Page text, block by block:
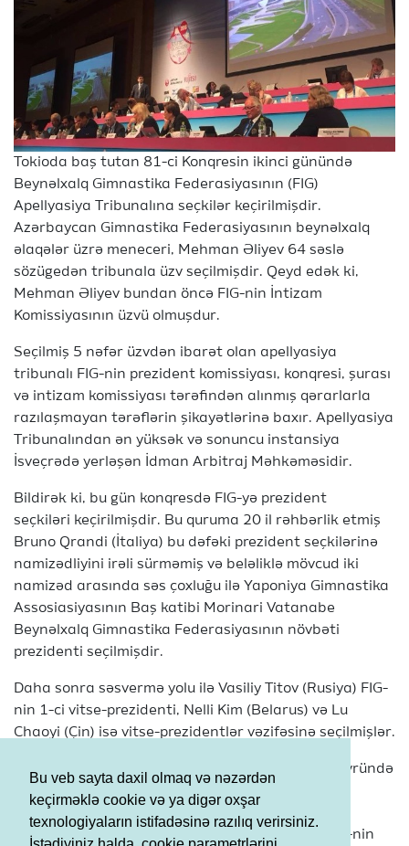
Bu veb sayta daxil olmaq və nəzərdən
keçirməklə cookie və ya digər oxşar
texnologiyaların istifadəsinə razılıq verirsiniz.
Tokioda baş tutan 81-ci Konqresin ikinci günündə
Beynəlxalq Gimnastika Federasiyasının (FIG)
Apellyasiya Tribunalına seçkilər keçirilmişdir.
Azərbaycan Gimnastika Federasiyasının beynəlxalq
əlaqələr üzrə meneceri, Mehman Əliyev 64 səslə
sözügedən tribunala üzv seçilmişdir. Qeyd edək ki,
Mehman Əliyev bundan öncə FIG-nin İntizam
Komissiyasının üzvü olmuşdur.
Seçilmiş 5 nəfər üzvdən ibarət olan apellyasiya
tribunalı FIG-nin prezident komissiyası, konqresi, şurası
və intizam komissiyası tərəfindən alınmış qərarlarla
razılaşmayan tərəflərin şikayətlərinə baxır. Apellyasiya
Tribunalından ən yüksək və sonuncu instansiya
İsveçrədə yerləşən İdman Arbitraj Məhkəməsidir.
Bildirək ki, bu gün konqresdə FIG-yə prezident
seçkiləri keçirilmişdir. Bu quruma 20 il rəhbərlik etmiş
Bruno Qrandi (İtaliya) bu dəfəki prezident seçkilərinə
namizədliyini irəli sürməmiş və beləliklə mövcud iki
namizəd arasında səs çoxluğu ilə Yaponiya Gimnastika
Assosiasiyasının Baş katibi Morinari Vatanabe
Beynəlxalq Gimnastika Federasiyasının növbəti
prezidenti seçilmişdir.
Daha sonra səsvermə yolu ilə Vasiliy Titov (Rusiya) FIG-
nin 1-ci vitse-prezidenti, Nelli Kim (Belarus) və Lu
Chaoyi (Çin) isə vitse-prezidentlər vəzifəsinə seçilmişlər.
Bu konqresdə növbəti 2017-2020-ci Olimpiya dövründə
fəaliyyət göstərəcək FIG-nin İcra Komitəsinin və
Şurasının üzvləri, gimnastika növləri üzrə Texniki
Komitələrin prezidentləri və üzvləri, həmçinin FIG-nin